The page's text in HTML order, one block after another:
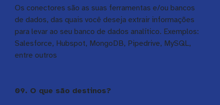
Os conectores são as suas ferramentas e/ou bancos
de dados, das quais você deseja extrair informações
para levar ao seu banco de dados analítico. Exemplos:
Salesforce, Hubspot, MongoDB, Pipedrive, MySQL,
entre outros
09. O que são destinos?